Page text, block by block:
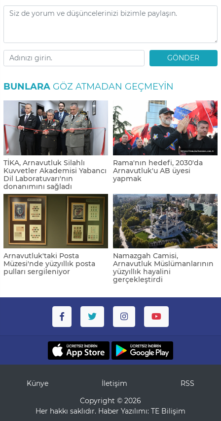
GÖNDER
BUNLARA GÖZ ATMADAN GEÇMEYIN
TİKA, Arnavutluk Silahlı
Kuvvetler Akademisi Yabancı
Dil Laboratuvarı'nın
donanımını sağladı
Rama'nın hedefi, 2030'da
Arnavutluk'u AB üyesi
yapmak
Arnavutluk'taki Posta
Müzesi'nde yüzyıllık posta
pulları sergileniyor
Namazgah Camisi,
Arnavutluk Müslümanlarının
yüzyıllık hayalini
gerçekleştirdi
Künye İletişim
RSS
Copyright © 2026
Her hakkı saklıdır. Haber Yazılımı: TE Bilişim